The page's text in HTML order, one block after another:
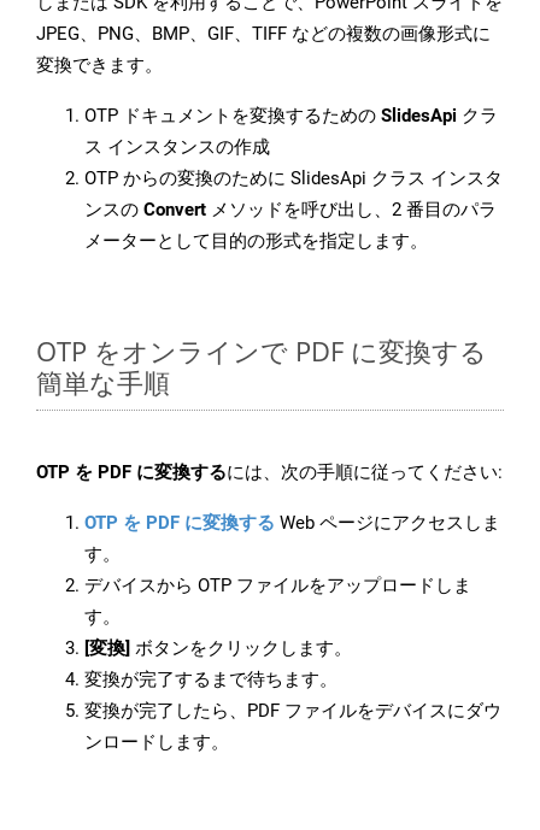
JPEG、PNG、BMP、GIF、TIFF などの複数の画像形式に
変換できます。
OTP ドキュメントを変換するための SlidesApi クラ
ス インスタンスの作成
OTP からの変換のために SlidesApi クラス インスタ
ンスの Convert メソッドを呼び出し、2 番目のパラ
メーターとして目的の形式を指定します。
OTP をオンラインで PDF に変換する
簡単な手順
OTP を PDF に変換するには、次の手順に従ってください:
OTP を PDF に変換する Web ページにアクセスしま
す。
デバイスから OTP ファイルをアップロードしま
す。
[変換] ボタンをクリックします。
変換が完了するまで待ちます。
変換が完了したら、PDF ファイルをデバイスにダウ
ンロードします。